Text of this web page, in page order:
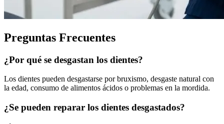
Preguntas Frecuentes
¿Por qué se desgastan los dientes?
Los dientes pueden desgastarse por bruxismo, desgaste natural con
la edad, consumo de alimentos ácidos o problemas en la mordida.
¿Se pueden reparar los dientes desgastados?